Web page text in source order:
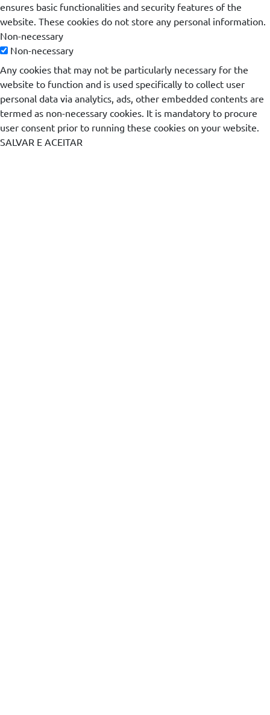
ensures basic functionalities and security features of the
website. These cookies do not store any personal information.
Non-necessary
Non-necessary
Any cookies that may not be particularly necessary for the
website to function and is used specifically to collect user
personal data via analytics, ads, other embedded contents are
termed as non-necessary cookies. It is mandatory to procure
user consent prior to running these cookies on your website.
SALVAR E ACEITAR